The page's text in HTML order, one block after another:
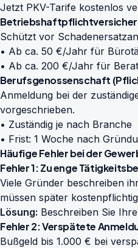
Jetzt PKV-Tarife kostenlos
Schützt vor
• Ab ca. 50 €/Jahr für
• Ab ca. 200 €/Jahr für
Berufsgenossenschaft
Anmeldung bei der
vorgeschrieben.
• Zuständig je nach Branche
• Frist: 1 Woche nach
Häufige Fehler bei der
Fehler 1: Zu enge
Viele Gründer beschreiben
müssen später
Lösung: Beschreiben Sie
Fehler 2: Verspätete
Bußgeld bis 1.000 € bei